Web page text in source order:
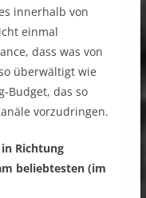
innerhalb von
einmal
dass was von
überwältigt wie
Budget, das so
vorzudringen.
Richtung
beliebtesten (im